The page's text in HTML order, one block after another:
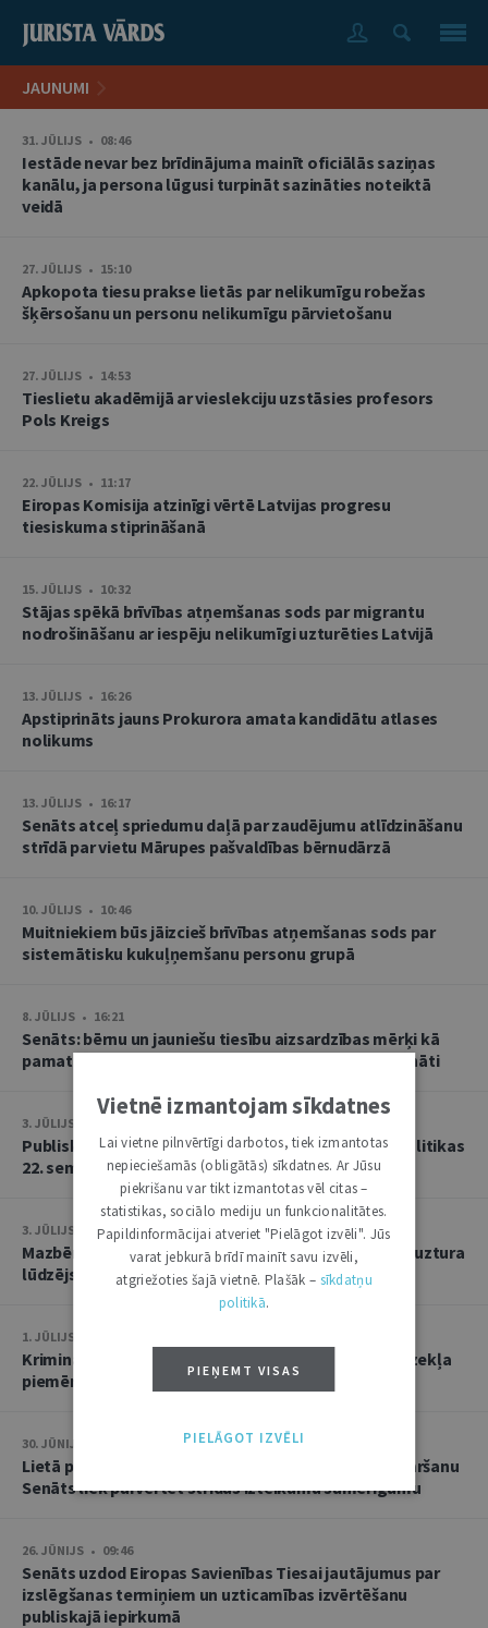
JAUNUMI
31. JŪLIJS • 08:46
Iestāde nevar bez brīdinājuma mainīt oficiālās saziņas
kanālu, ja persona lūgusi turpināt sazināties noteiktā
veidā
27. JŪLIJS • 15:10
Apkopota tiesu prakse lietās par nelikumīgu robežas
šķērsošanu un personu nelikumīgu pārvietošanu
27. JŪLIJS • 14:53
Tieslietu akadēmijā ar vieslekciju uzstāsies profesors
Pols Kreigs
22. JŪLIJS • 11:17
Eiropas Komisija atzinīgi vērtē Latvijas progresu
tiesiskuma stiprināšanā
15. JŪLIJS • 10:32
Stājas spēkā brīvības atņemšanas sods par migrantu
nodrošināšanu ar iespēju nelikumīgi uzturēties Latvijā
13. JŪLIJS • 16:26
Apstiprināts jauns Prokurora amata kandidātu atlases
nolikums
13. JŪLIJS • 16:17
Senāts atceļ spriedumu daļā par zaudējumu atlīdzināšanu
strīdā par vietu Mārupes pašvaldības bērnudārzā
10. JŪLIJS • 10:46
Muitniekiem būs jāizcieš brīvības atņemšanas sods par
sistemātisku kukuļņemšanu personu grupā
8. JŪLIJS • 16:21
Senāts: bērnu un jauniešu tiesību aizsardzības mērķi kā
pamatu atbrīvojumam no PVN nevar tulkot paplašināti
3. JŪLIJS • 18:23
Publisko tiesību institūta konstitucionālās tiesībpolitikas
22. seminārs
3. JŪLIJS • 14:45
Mazbērniem nav pienākuma uzturēt vecvecākus, ja uztura
lūdzējs nav par viņiem rūpējies
1. JŪLIJS • 17:38
Kriminālsoda un medicīniska rakstura piespiedu līdzekļa
piemērošana savstarpēji viens otru neizslēdz
30. JŪNIJS • 14:58
Lietā par namu pārvaldnieces goda un cieņas aizskaršanu
Senāts liek pārvērtēt strīdus izteikumu samērīgumu
26. JŪNIJS • 09:46
Senāts uzdod Eiropas Savienības Tiesai jautājumus par
izslēgšanas termiņiem un uzticamības izvērtēšanu
publiskajā iepirkumā
Vietnē izmantojam sīkdatnes
Lai vietne pilnvērtīgi darbotos, tiek izmantotas
nepieciešamās (obligātās) sīkdatnes. Ar Jūsu
piekrišanu var tikt izmantotas vēl citas –
statistikas, sociālo mediju un funkcionalitātes.
Papildinformācijai atveriet "Pielāgot izvēli". Jūs
varat jebkurā brīdī mainīt savu izvēli,
atgriežoties šajā vietnē. Plašāk – sīkdatņu
politikā.
PIEŅEMT VISAS
PIELĀGOT IZVĒLI